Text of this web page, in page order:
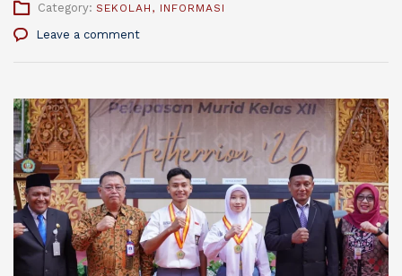
Category: SEKOLAH , INFORMASI
Leave a comment